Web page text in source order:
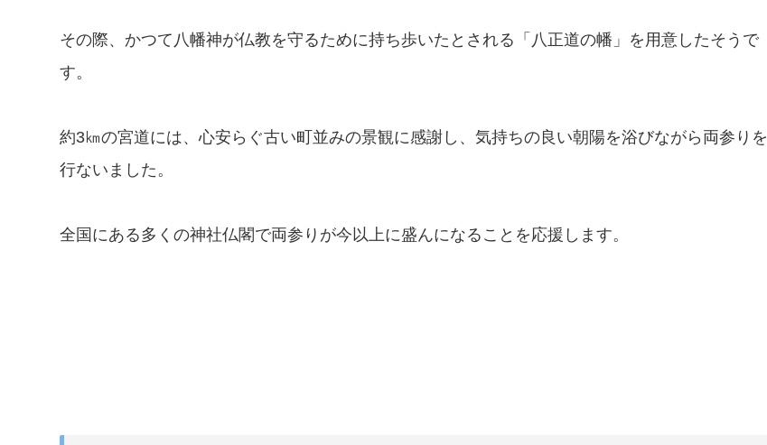
その際、かつて八幡神が仏教を守るために持ち歩いたとされる「八正道の幡」を用意したそうで
す。
約3㎞の宮道には、心安らぐ古い町並みの景観に感謝し、気持ちの良い朝陽を浴びながら両参りを
行ないました。
全国にある多くの神社仏閣で両参りが今以上に盛んになることを応援します。